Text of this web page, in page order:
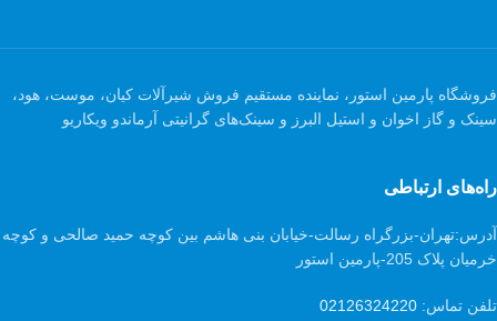
فروشگاه پارمین استور، نماینده مستقیم فروش شیرآلات کیان، موست، هود،
سینک و گاز اخوان و استیل البرز و سینک‌های گرانیتی آرماندو ویکاریو
راه‌های ارتباطی
آدرس:تهران-بزرگراه رسالت-خیابان بنی هاشم بین کوچه حمید صالحی و کوچه
خرمیان پلاک 205-پارمین استور
تلفن تماس: 02126324220